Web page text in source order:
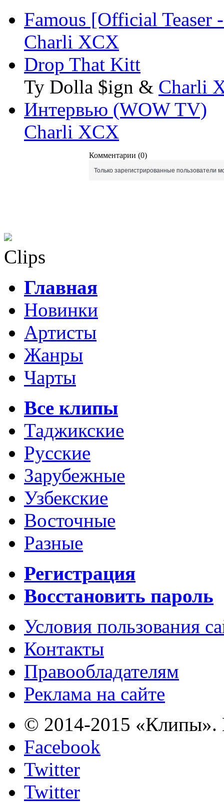
Famous [Official
Charli XCX
Drop That Kitt
Ty Dolla $ign & Charli
Интервью (WOW TV)
Charli XCX
Комментарии (0)
Только зарегистрированные пользователи
Clips
Главная
Новинки
Артисты
Жанры
Чарты
Все клипы
Таджикские
Русские
Зарубежные
Узбекские
Восточные
Разные
Регистрация
Восстановить пароль
Условия пользования
Контакты
Правообладателям
Реклама на сайте
© 2014-2015 «Клипы».
Facebook
Twitter
Twitter